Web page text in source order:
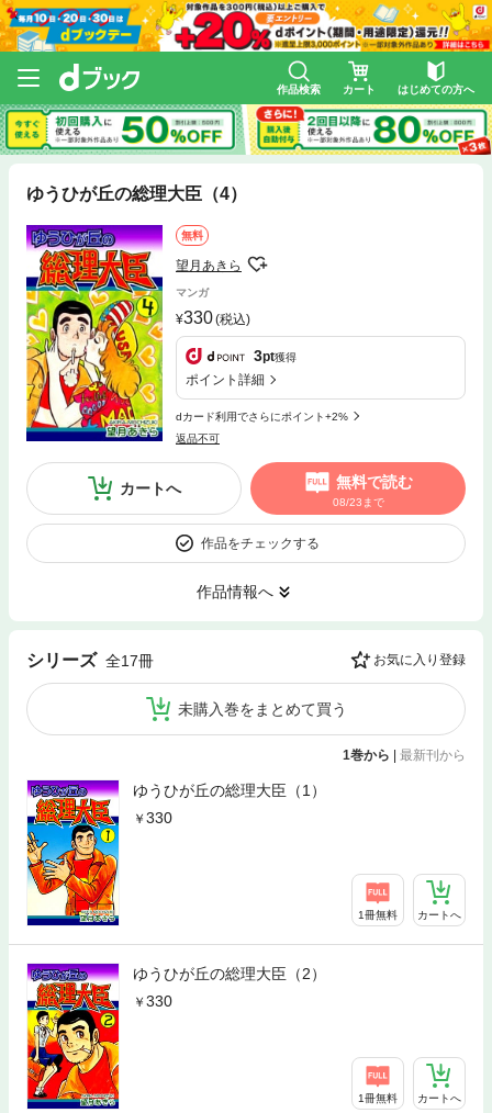
作品検索 カート はじめての方へ
ゆうひが丘の総理大臣（4）
無料
望月あきら
マンガ
330(税込)
3pt獲得
ポイント詳細
dカード利用でさらにポイント+2%
返品不可
カートへ 無料で読む
08/23まで
作品をチェックする
作品情報へ
シリーズ 全17冊 お気に入り登録
未購入巻をまとめて買う
1巻から 最新刊から
ゆうひが丘の総理大臣（1）
330
1冊無料 カートへ
ゆうひが丘の総理大臣（2）
330
1冊無料 カートへ